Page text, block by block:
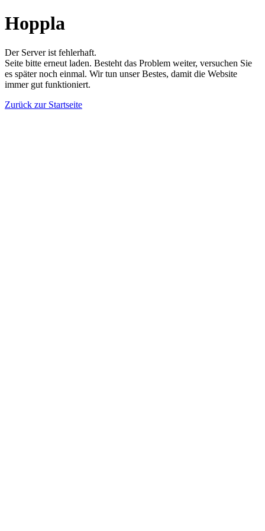
Hoppla
Der Server ist fehlerhaft.
Seite bitte erneut laden. Besteht das Problem weiter, versuchen Sie
es später noch einmal. Wir tun unser Bestes, damit die Website
immer gut funktioniert.
Zurück zur Startseite